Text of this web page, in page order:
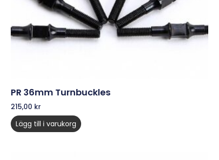
PR 36mm Turnbuckles
215,00 kr
Lägg till i varukorg